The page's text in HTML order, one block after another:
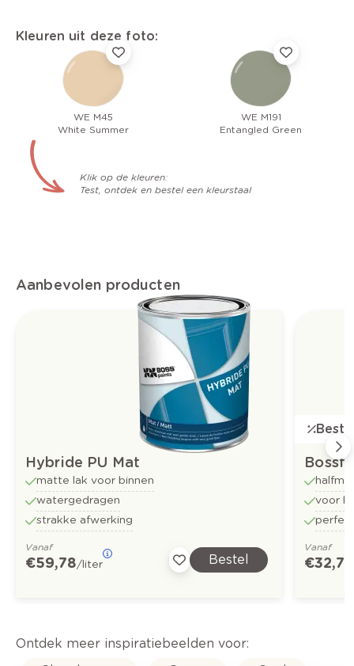
Kleuren uit deze foto:
WE M45
White Summer
WE M191
Entangled Green
Klik op de kleuren:
Test, ontdek en bestel een kleurstaal
Aanbevolen producten
Hybride PU Mat
matte lak voor binnen
watergedragen
strakke afwerking
Vanaf
€ 59,78/liter Bestel
voor
Vanaf
€ 32,73
Ontdek meer inspiratiebeelden voor: